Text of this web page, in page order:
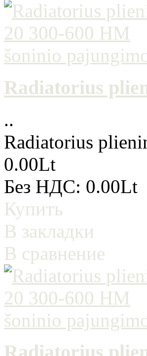
Radiatorius
..
Radiatorius
0.00Lt
Без НДС: 0.00Lt
Купить
В закладки
В сравнение